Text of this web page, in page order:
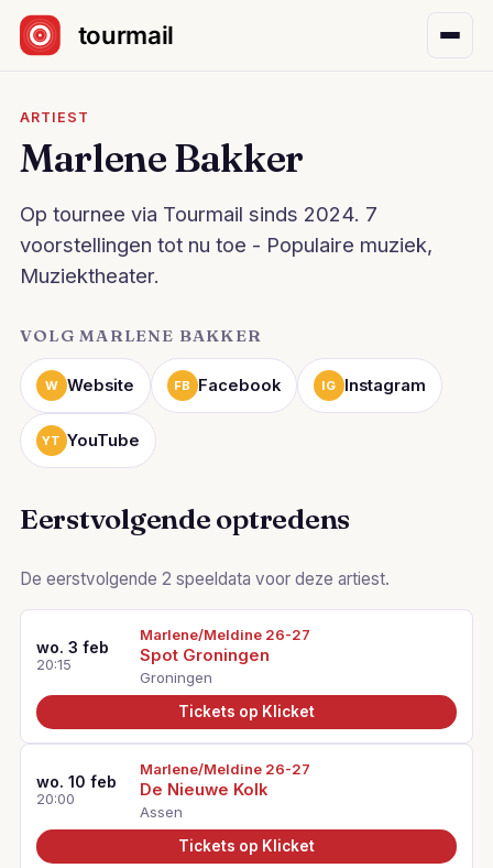
Sla navigatie over
ARTIEST
Marlene Bakker
Op tournee via Tourmail sinds 2024. 7
voorstellingen tot nu toe - Populaire muziek,
Muziektheater.
VOLG MARLENE BAKKER
W Website FB Facebook IG Instagram
YT YouTube
Eerstvolgende optredens
De eerstvolgende 2 speeldata voor deze artiest.
wo. 3 feb
20:15
Marlene/Meldine 26-27
Spot Groningen
Groningen
Tickets op Klicket
wo. 10 feb
20:00
Marlene/Meldine 26-27
De Nieuwe Kolk
Assen
Tickets op Klicket